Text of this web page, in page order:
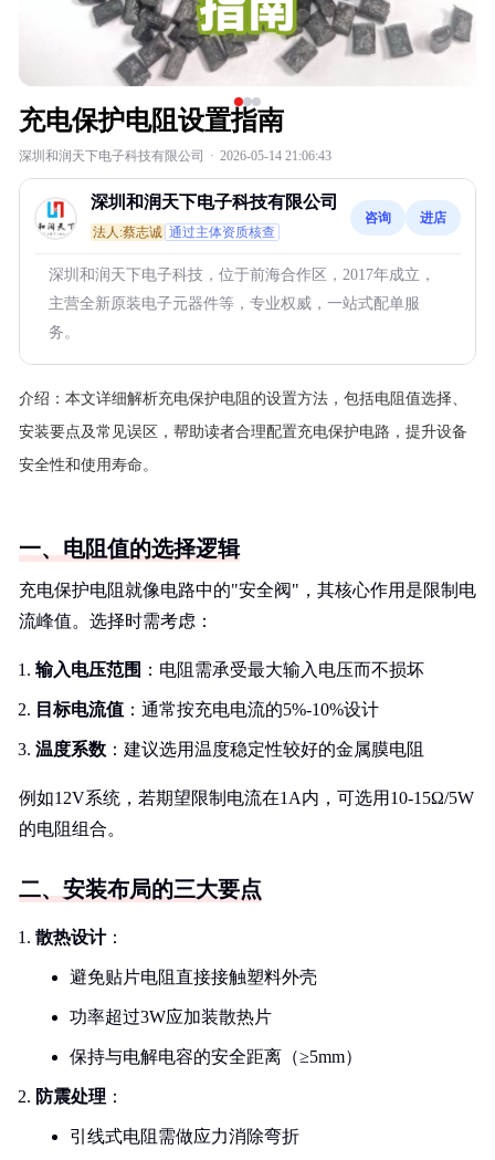
充电保护电阻设置指南
深圳和润天下电子科技有限公司 · 2026-05-14 21:06:43
深圳和润天下电子科技有限公司
法人:蔡志诚 通过主体资质核查
咨询 进店
深圳和润天下电子科技，位于前海合作区，2017年成立，
主营全新原装电子元器件等，专业权威，一站式配单服
务。
介绍： 本文详细解析充电保护电阻的设置方法，包括电阻值选择、
安装要点及常见误区，帮助读者合理配置充电保护电路，提升设备
安全性和使用寿命。
一、电阻值的选择逻辑
充电保护电阻就像电路中的"安全阀"，其核心作用是限制电
流峰值。选择时需考虑：
输入电压范围 ：电阻需承受最大输入电压而不损坏
目标电流值 ：通常按充电电流的5%-10%设计
温度系数 ：建议选用温度稳定性较好的金属膜电阻
例如12V系统，若期望限制电流在1A内，可选用10-15Ω/5W
的电阻组合。
二、安装布局的三大要点
散热设计：
避免贴片电阻直接接触塑料外壳
功率超过3W应加装散热片
保持与电解电容的安全距离（≥5mm）
防震处理 ：
引线式电阻需做应力消除弯折